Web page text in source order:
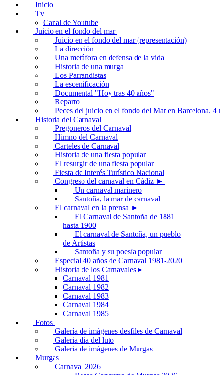
Inicio
Tv
Canal de Youtube
Juicio en el fondo del mar
Juicio en el fondo del mar (representación)
La dirección
Una metáfora en defensa de la vida
Historia de una murga
Los Parrandistas
La escenificación
Documental "Hoy tras 40 años"
Reparto
Peces del juicio en el fondo del Mar en Barcelona. 4
Historia del Carnaval
Pregoneros del Carnaval
Himno del Carnaval
Carteles de Carnaval
Historia de una fiesta popular
El resurgir de una fiesta popular
Fiesta de Interés Turístico Nacional
Congreso del carnaval en Cádiz ►
Un carnaval marinero
Santoña, la mar de carnaval
El carnaval en la prensa ►
El Carnaval de Santoña de 1881
hasta 1900
El carnaval de Santoña, un pueblo
de Artistas
Santoña y su poesía popular
Especial 40 años de Carnaval 1981-2020
Historia de los Carnavales►
Carnaval 1981
Carnaval 1982
Carnaval 1983
Carnaval 1984
Carnaval 1985
Fotos
Galería de imágenes desfiles de Carnaval
Galeria dia del luto
Galeria de imágenes de Murgas
Murgas
Carnaval 2026